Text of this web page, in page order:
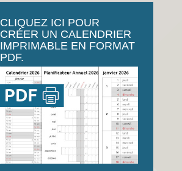
CLIQUEZ ICI POUR
CRÉER UN CALENDRIER
IMPRIMABLE EN FORMAT
PDF.